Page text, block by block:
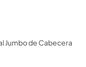
Jumbo de Cabecera